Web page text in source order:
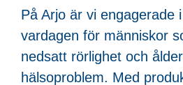
På Arjo är vi engagerade
vardagen för människor
nedsatt rörlighet och
hälsoproblem. Med